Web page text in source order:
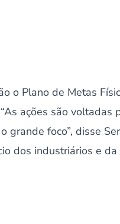
o Plano de Metas
ações são voltadas
grande foco”, disse
dos industriários e da